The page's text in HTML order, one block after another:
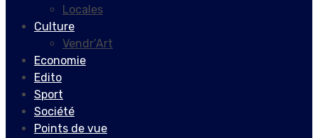
Locales
Culture
Vendr’Art
Economie
Edito
Sport
Société
Points de vue